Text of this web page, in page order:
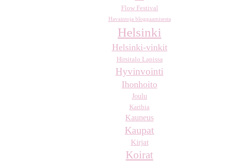
Flow Festival
Havaintoja bloggaamisesta
Helsinki
Helsinki-vinkit
Hirsitalo Lapissa
Hyvinvointi
Ihonhoito
Joulu
Karibia
Kauneus
Kaupat
Kirjat
Koirat